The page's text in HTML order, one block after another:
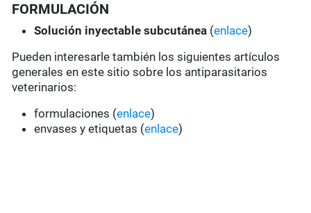
FORMULACIÓN
Solución inyectable subcutánea (enlace)
Pueden interesarle también los siguientes artículos
generales en este sitio sobre los antiparasitarios
veterinarios:
formulaciones (enlace)
envases y etiquetas (enlace)